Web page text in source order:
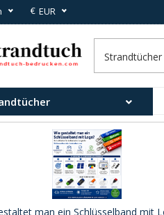
€ EUR
man ein Schlüsselband mit